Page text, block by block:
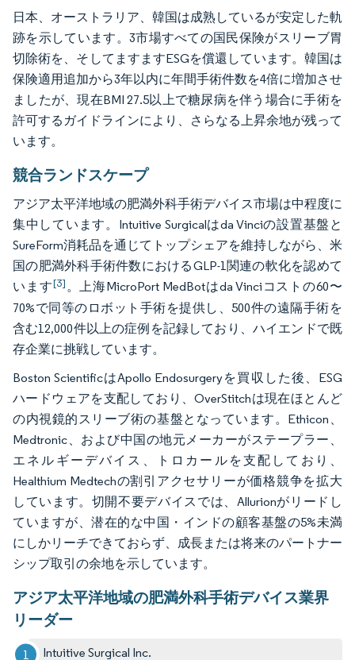
日本、オーストラリア、韓国は成熟しているが安定した軌
跡を示しています。3市場すべての国民保険がスリーブ胃
切除術を、そしてますますESGを償還しています。韓国は
保険適用追加から3年以内に年間手術件数を4倍に増加させ
ましたが、現在BMI 27.5以上で糖尿病を伴う場合に手術を
許可するガイドラインにより、さらなる上昇余地が残って
います。
競合ランドスケープ
アジア太平洋地域の肥満外科手術デバイス市場は中程度に
集中しています。Intuitive Surgicalはda Vinciの設置基盤と
SureForm消耗品を通じてトップシェアを維持しながら、米
国の肥満外科手術件数におけるGLP-1関連の軟化を認めて
います[3]。上海MicroPort MedBotはda Vinciコストの60〜
70%で同等のロボット手術を提供し、500件の遠隔手術を
含む12,000件以上の症例を記録しており、ハイエンドで既
存企業に挑戦しています。
Boston ScientificはApollo Endosurgeryを買収した後、ESG
ハードウェアを支配しており、OverStitchは現在ほとんど
の内視鏡的スリーブ術の基盤となっています。Ethicon、
Medtronic、および中国の地元メーカーがステープラー、
エネルギーデバイス、トロカールを支配しており、
Healthium Medtechの割引アクセサリーが価格競争を拡大
しています。切開不要デバイスでは、Allurionがリードし
ていますが、潜在的な中国・インドの顧客基盤の5%未満
にしかリーチできておらず、成長または将来のパートナー
シップ取引の余地を示しています。
アジア太平洋地域の肥満外科手術デバイス業界
リーダー
Intuitive Surgical Inc.